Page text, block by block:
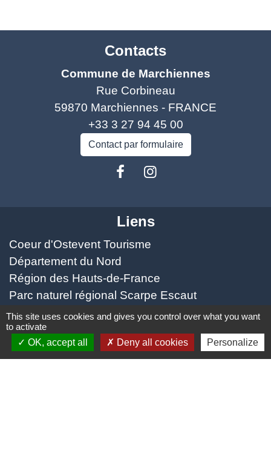
Contacts
Commune de Marchiennes
Rue Corbineau
59870 Marchiennes - FRANCE
+33 3 27 94 45 00
Contact par formulaire
Liens
Coeur d'Ostevent Tourisme
Département du Nord
Région des Hauts-de-France
Parc naturel régional Scarpe Escaut
Coeur d'Ostrevent Agglo (COA)
Jumelage
This site uses cookies and gives you control over what you want
to activate
OK, accept all
Deny all cookies Personalize